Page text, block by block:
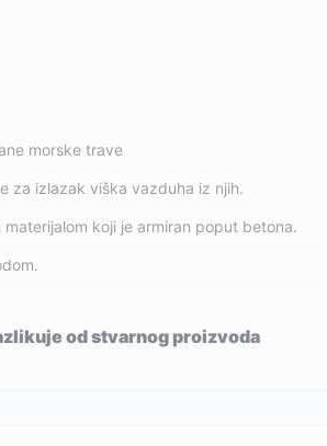
morske trave
za izlazak viška vazduha iz njih.
koji je armiran poput betona.
od stvarnog proizvoda